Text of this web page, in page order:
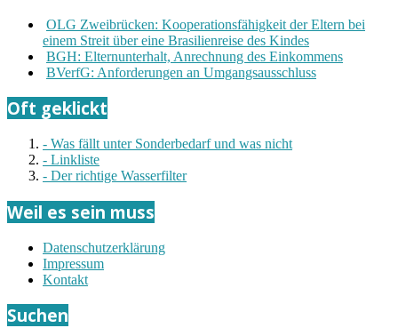
OLG Zweibrücken: Kooperationsfähigkeit der Eltern bei
einem Streit über eine Brasilienreise des Kindes
BGH: Elternunterhalt, Anrechnung des Einkommens
BVerfG: Anforderungen an Umgangsausschluss
Oft geklickt
- Was fällt unter Sonderbedarf und was nicht
- Linkliste
- Der richtige Wasserfilter
Weil es sein muss
Datenschutzerklärung
Impressum
Kontakt
Suchen